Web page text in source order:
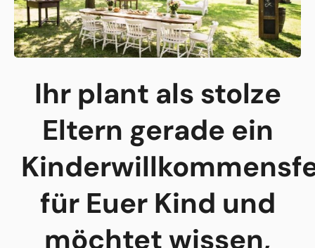
Ihr plant als stolze
Eltern gerade ein
für Euer Kind und
möchtet wissen,